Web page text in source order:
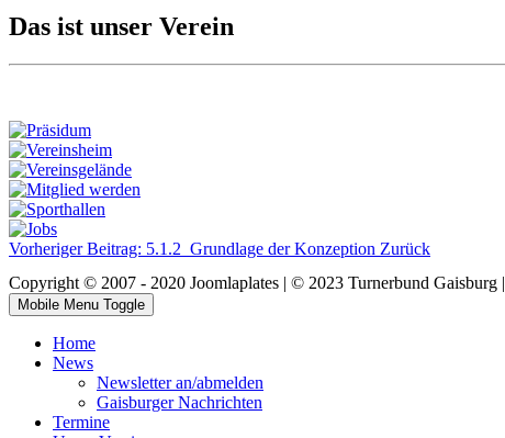
Das ist unser Verein
Vorheriger Beitrag: 5.1.2_Grundlage der Konzeption Zurück
Copyright © 2007 - 2020 Joomlaplates | © 2023 Turnerbund Gaisburg |
Mobile Menu Toggle
Home
News
Newsletter an/abmelden
Gaisburger Nachrichten
Termine